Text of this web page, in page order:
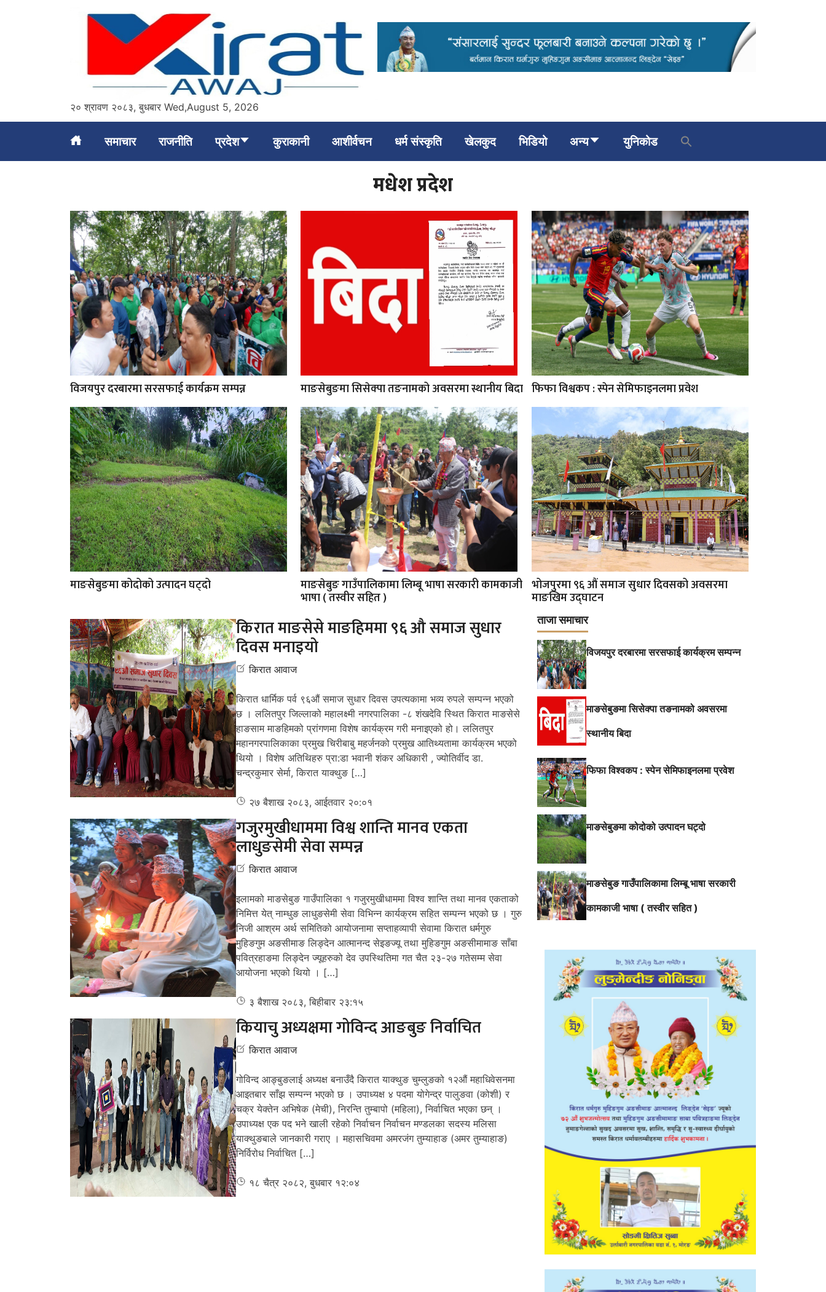
२० श्रावण २०८३, बुधबार Wed,August 5, 2026
समाचार राजनीति प्रदेश कुराकानी आशीर्वचन धर्म संस्कृति खेलकुद भिडियो अन्य युनिकोड
मधेश प्रदेश
विजयपुर दरबारमा सरसफाई कार्यक्रम सम्पन्न माङसेबुङमा सिसेक्पा तङनामको अवसरमा स्थानीय बिदा फिफा विश्वकप : स्पेन सेमिफाइनलमा प्रवेश
माङसेबुङमा कोदोको उत्पादन घट्दो माङसेबुङ गाउँपालिकामा लिम्बू भाषा सरकारी कामकाजी
भाषा ( तस्वीर सहित )
भोजपुरमा ९६ औं समाज सुधार दिवसको अवसरमा
माङखिम उद्घाटन
किरात माङसेसे माङहिममा ९६ औ समाज सुधार
दिवस मनाइयो
किरात आवाज
किरात धार्मिक पर्व ९६औं समाज सुधार दिवस उपत्यकामा भव्य रुपले सम्पन्न भएको
छ । ललितपुर जिल्लाको महालक्ष्मी नगरपालिका -८ शंखदेवि स्थित किरात माङसेसे
हाङसाम माङहिमको प्रांगणमा विशेष कार्यक्रम गरी मनाइएको हो। ललितपुर
महानगरपालिकाका प्रमुख चिरीबाबु महर्जनको प्रमुख आतिथ्यतामा कार्यक्रम भएको
थियो । विशेष अतिथिहरु प्रा:डा भवानी शंकर अधिकारी , ज्योतिर्वीद डा.
चन्द्रकुमार सेर्मा, किरात याक्थुङ […]
२७ बैशाख २०८३, आईतवार २०:०१
गजुरमुखीधाममा विश्व शान्ति मानव एकता
लाधुङसेमी सेवा सम्पन्न
किरात आवाज
इलामको माङसेबुङ गाउँपालिका १ गजुरमुखीधाममा विश्व शान्ति तथा मानव एकताको
निमित्त येत् नाम्धुङ लाधुङसेमी सेवा विभिन्न कार्यक्रम सहित सम्पन्न भएको छ । गुरु
निजी आश्रम अर्थ समितिको आयोजनामा सप्ताहव्यापी सेवामा किरात धर्मगुरु
मुहिङगुम अङसीमाङ लिङ्देन आत्मानन्द सेइङज्यू तथा मुहिङगुम अङसीमामाङ साँबा
पवित्रहाङमा लिङ्देन ज्यूहरुको देव उपस्थितिमा गत चैत २३-२७ गतेसम्म सेवा
आयोजना भएको थियो । […]
३ बैशाख २०८३, बिहीबार २३:१५
कियाचु अध्यक्षमा गोविन्द आङबुङ निर्वाचित
किरात आवाज
गोविन्द आङ्बुङलाई अध्यक्ष बनाउँदै किरात याक्थुङ चुम्लुङको १२औं महाधिवेसनमा
आइतबार साँझ सम्पन्न भएको छ । उपाध्यक्ष ४ पदमा योगेन्द्र पालुङवा (कोशी) र
चक्र येक्तेन अभिषेक (मेची), निरन्ति तुम्बापो (महिला), निर्वाचित भएका छन् ।
उपाध्यक्ष एक पद भने खाली रहेको निर्वाचन निर्वाचन मण्डलका सदस्य मलिसा
याक्थुङबाले जानकारी गराए । महासचिवमा अमरजंग तुम्याहाङ (अमर तुम्याहाङ)
निर्विरोध निर्वाचित […]
१८ चैत्र २०८२, बुधबार १२:०४
ताजा समाचार
विजयपुर दरबारमा सरसफाई कार्यक्रम सम्पन्न
माङसेबुङमा सिसेक्पा तङनामको अवसरमा
स्थानीय बिदा
फिफा विश्वकप : स्पेन सेमिफाइनलमा प्रवेश
माङसेबुङमा कोदोको उत्पादन घट्दो
माङसेबुङ गाउँपालिकामा लिम्बू भाषा सरकारी
कामकाजी भाषा ( तस्वीर सहित )